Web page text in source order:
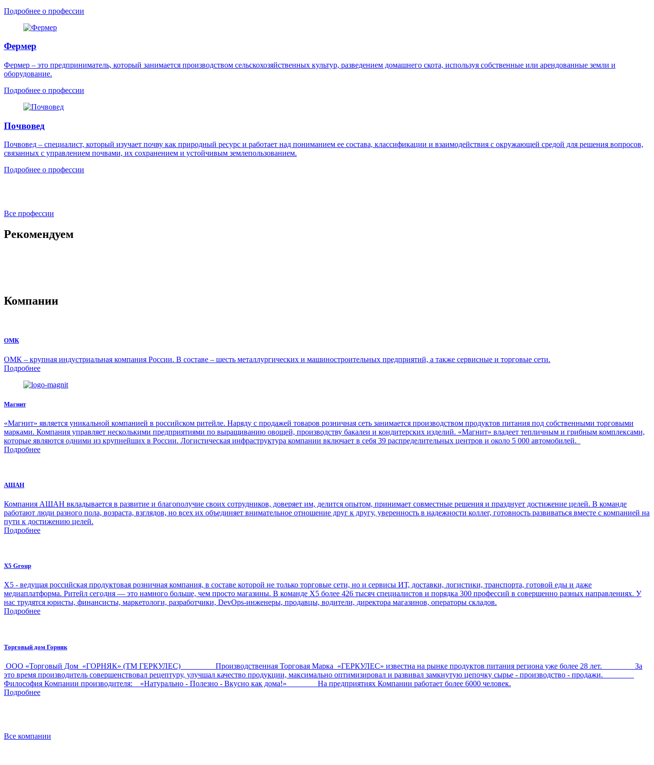
Подробнее о профессии
Фермер
Фермер – это предприниматель, который занимается производством сельскохозяйственных культур, разведением домашнего скота, используя собственные или арендованные земли и
оборудование.
Подробнее о профессии
Почвовед
Почвовед – специалист, который изучает почву как природный ресурс и работает над пониманием ее состава, классификации и взаимодействия с окружающей средой для решения вопросов,
связанных с управлением почвами, их сохранением и устойчивым землепользованием.
Подробнее о профессии
Все профессии
Рекомендуем
Компании
ОМК
ОМК – крупная индустриальная компания России. В составе – шесть металлургических и машиностроительных предприятий, а также сервисные и торговые сети.
Подробнее
Магнит
«Магнит» является уникальной компанией в российском ритейле. Наряду с продажей товаров розничная сеть занимается производством продуктов питания под собственными торговыми
марками. Компания управляет несколькими предприятиями по выращиванию овощей, производству бакалеи и кондитерских изделий. «Магнит» владеет тепличным и грибным комплексами,
которые являются одними из крупнейших в России. Логистическая инфраструктура компании включает в себя 39 распределительных центров и около 5 000 автомобилей.
Подробнее
АШАН
Компания АШАН вкладывается в развитие и благополучие своих сотрудников, доверяет им, делится опытом, принимает совместные решения и празднует достижение целей. В команде
работают люди разного пола, возраста, взглядов, но всех их объединяет внимательное отношение друг к другу, уверенность в надежности коллег, готовность развиваться вместе с компанией на
пути к достижению целей.
Подробнее
X5 Group
Х5 - ведущая российская продуктовая розничная компания, в составе которой не только торговые сети, но и сервисы ИТ, доставки, логистики, транспорта, готовой еды и даже
медиаплатформа. Ритейл сегодня — это намного больше, чем просто магазины. В команде Х5 более 426 тысяч специалистов и порядка 300 профессий в совершенно разных направлениях. У
нас трудятся юристы, финансисты, маркетологи, разработчики, DevOps-инженеры, продавцы, водители, директора магазинов, операторы складов.
Подробнее
Торговый дом Горняк
ООО «Торговый Дом «ГОРНЯК» (ТМ ГЕРКУЛЕС) Производственная Торговая Марка «ГЕРКУЛЕС» известна на рынке продуктов питания региона уже более 28 лет. За
это время производитель совершенствовал рецептуру, улучшал качество продукции, максимально оптимизировал и развивал замкнутую цепочку сырье - производство - продажи.
Философия Компании производителя: «Натурально - Полезно - Вкусно как дома!» На предприятиях Компании работает более 6000 человек.
Подробнее
Все компании